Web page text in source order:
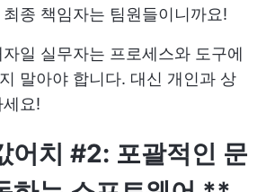
종 책임자는 팀원들이니까요!
일 실무자는 프로세스와 도구에
말아야 합니다. 대신 개인과 상
요!
어치 #2: 포괄적인 문